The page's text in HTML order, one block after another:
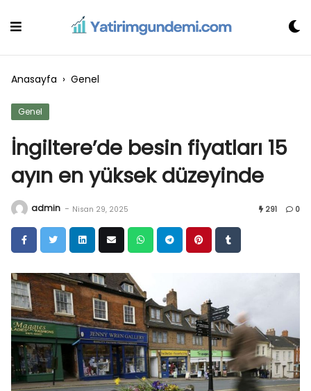
Anasayfa › Genel
Genel
İngiltere’de besin fiyatları 15
ayın en yüksek düzeyinde
admin - Nisan 29, 2025 291 0